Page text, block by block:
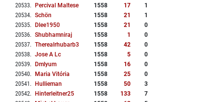
20533. Percival Maltese 1558 17
1
20534. Schön 1558 21
1
20535. Dlee1950 1558 21
0
20536. Shubhamniraj 1558 1
0
20537. Therealrhubarb3 1558 42
0
20538. Jose A Lc 1558 5
0
20539. Dmlyum 1558 16
0
20540. Maria Vitória 1558 25
0
20541 . Hullieman 1558 50
3
20542. Hinterleitner25 1558 133
7